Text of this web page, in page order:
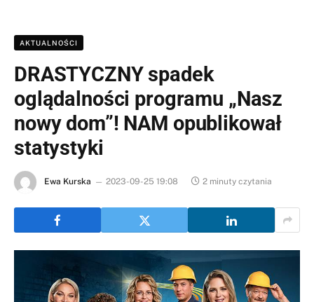
AKTUALNOŚCI
DRASTYCZNY spadek
oglądalności programu „Nasz
nowy dom”! NAM opublikował
statystyki
Ewa Kurska 2023-09-25 19:08 2 minuty czytania